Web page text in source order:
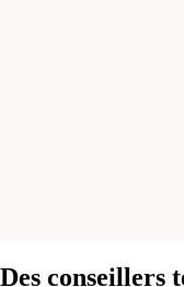
Des conseillers